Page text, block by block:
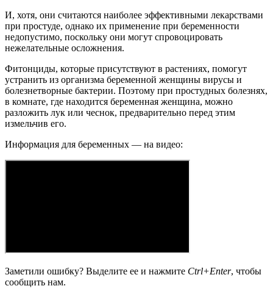
И, хотя, они считаются наиболее эффективными лекарствами
при простуде, однако их применение при беременности
недопустимо, поскольку они могут спровоцировать
нежелательные осложнения.
Фитонциды, которые присутствуют в растениях, помогут
устранить из организма беременной женщины вирусы и
болезнетворные бактерии. Поэтому при простудных болезнях,
в комнате, где находится беременная женщина, можно
разложить лук или чеснок, предварительно перед этим
измельчив его.
Информация для беременных — на видео:
Заметили ошибку? Выделите ее и нажмите Ctrl+Enter, чтобы
сообщить нам.